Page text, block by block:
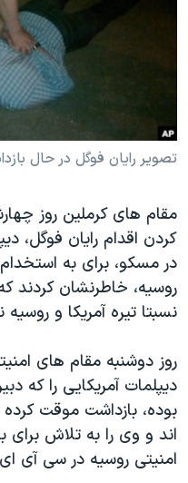
حقوق شهروندی
اسرائیل در جنگ
آرشیو پخش زنده
انتخابات ریاست جمهوری آمریکا
حمله جمهوری اسلامی به
ورزش زنان در ایران
مجموعه مستندهای دادخواهی
تریبونال مردمی آبان ۹۸
دادگاه حمید نوری
چهل سال گروگان‌گیری
اعتراضات مردمی آبان ۹۸
اسرائیل در جنگ
نرگس محمدی برنده جایزه
همایش محافظه‌کاران
دنبال کنید
زبانهای مختلف
تصویر رایان فوگل در حال
کردن اقدام رایان فوگل،
در مسکو، برای به
روسیه، خاطرنشان کردند
نسبتا تیره آمریکا و روسیه
روز دوشنبه مقام های
دیپلمات آمریکایی را که
بوده، بازداشت موقت
اند و وی را به تلاش برای
امنیتی روسیه در سی آی